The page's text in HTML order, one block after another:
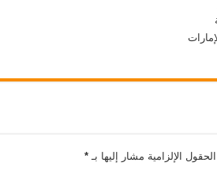
الحقول الإلزامية مشار إليها بـ*